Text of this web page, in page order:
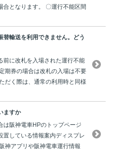
合となります。 〇運行不能区間
替輸送を利用できません。どう
前に改札を入場された運行不能
期券の場合は改札の入場は不要
だく際は、通常の利用時と同様
ますか
は阪神電車HPのトップページ
置している情報案内ディスプレ
神アプリや阪神電車運行情報